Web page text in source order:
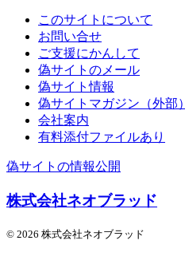
このサイトについて
お問い合せ
ご支援にかんして
偽サイトのメール
偽サイト情報
偽サイトマガジン（外部）
会社案内
有料添付ファイルあり
偽サイトの情報公開
株式会社ネオブラッド
© 2026 株式会社ネオブラッド